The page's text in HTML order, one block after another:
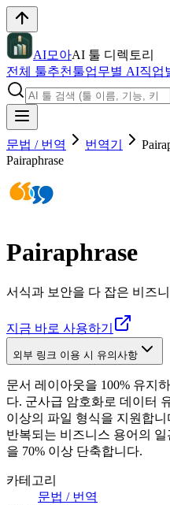
AI모아AI 툴 디렉토리
전체 툴추천툴업무별 AI직업
문법 / 번역 번역기
Pairaphrase
Pairaphrase
서식과 보안을 다 잡은 비즈
지금 바로 사용하기
외부 링크 이용 시 유의사항
문서 레이아웃을 100% 유지
다. 군사급 암호화로 데이터
이상의 파일 형식을 지원합
반복되는 비즈니스 용어의
을 70% 이상 단축합니다.
카테고리
문법 / 번역